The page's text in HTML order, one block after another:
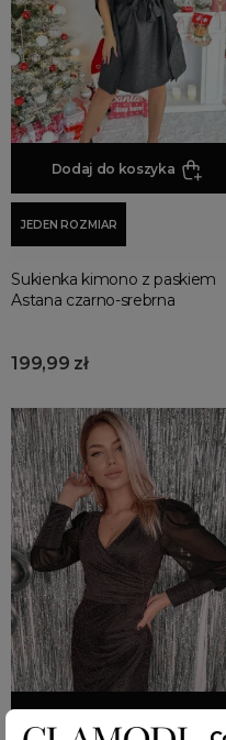
Dodaj do koszyka
JEDEN ROZMIAR
Sukienka kimono z paskiem
Astana czarno-srebrna
199,99 zł